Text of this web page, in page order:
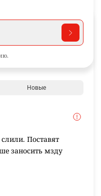
Новые
Поставят
заносить мзду